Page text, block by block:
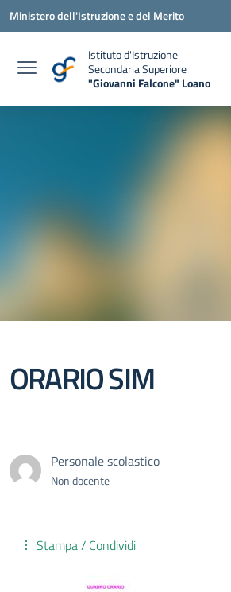
Vai ai contenuti
Vai al menu di navigazione
Vai al footer
Ministero dell'Istruzione e del Merito
Istituto d'Istruzione
Secondaria Superiore
"Giovanni Falcone" Loano
ORARIO SIM
Personale scolastico
Non docente
Stampa / Condividi